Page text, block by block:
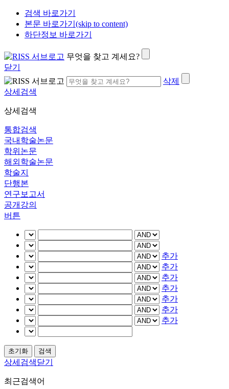
검색 바로가기
본문 바로가기(skip to content)
하단정보 바로가기
무엇을 찾고 계세요?
닫기
삭제
상세검색
상세검색
통합검색
국내학술논문
학위논문
해외학술논문
학술지
단행본
연구보고서
공개강의
버튼
추가
추가
추가
추가
추가
추가
추가
상세검색닫기
최근검색어